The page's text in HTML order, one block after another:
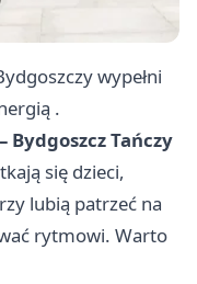
wypełni
.
Bydgoszcz Tańczy
się dzieci,
lubią patrzeć na
rytmowi. Warto